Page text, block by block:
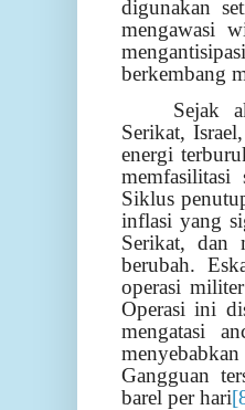
digunakan
mengawasi
berkembang
Sejak
Serikat,
energi
Siklus
inflasi yang
Serikat, dan
berubah.
operasi
Operasi ini
mengatasi
Gangguan
barel per hari